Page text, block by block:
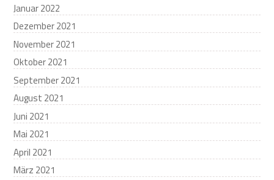
Januar 2022
Dezember 2021
November 2021
Oktober 2021
September 2021
August 2021
Juni 2021
Mai 2021
April 2021
März 2021